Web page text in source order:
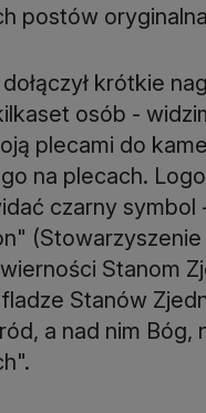
postów
krótkie
osób -
plecami do
na plecach.
czarny symbol
(Stowarzyszenie
Stanom
Stanów
a nad nim